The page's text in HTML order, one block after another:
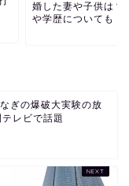
婚した妻や子供は？
や学歴についても！
ぎの爆破大実験の放
レビで話題